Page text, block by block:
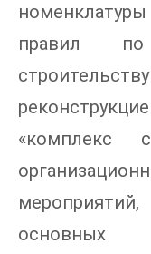
правил
«комплекс
основных